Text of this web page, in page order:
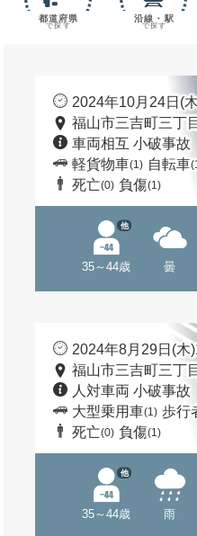
都道府県
で探す
沿線・駅
で探す
2024年10月24日(
福山市三吉町三丁
車両相互 小破事故
軽貨物車(1) 自転車
死亡(0) 負傷(1)
35～44歳
他
曇
2024年8月29日(木
福山市三吉町三丁
人対車両 小破事故
大型乗用車(1) 歩行
死亡(0) 負傷(1)
35～44歳
他
雨